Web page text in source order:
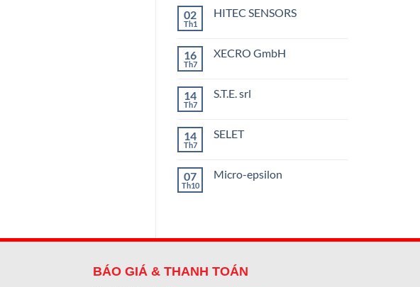
02
Th1
HITEC SENSORS
luận
16
Th7
XECRO GmbH
luận
14
Th7
S.T.E. srl
luận
14
Th7
SELET
luận
07
Th10
Micro-epsilon
epsilon
BÁO GIÁ & THANH TOÁN